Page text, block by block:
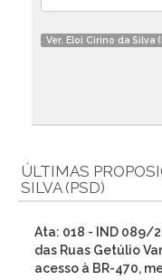
Ver. Eloi Cirino da Silva
ÚLTIMAS
SILVA (PSD)
Ata: 018 - IND 089/
das Ruas Getúlio
acesso à BR-470,